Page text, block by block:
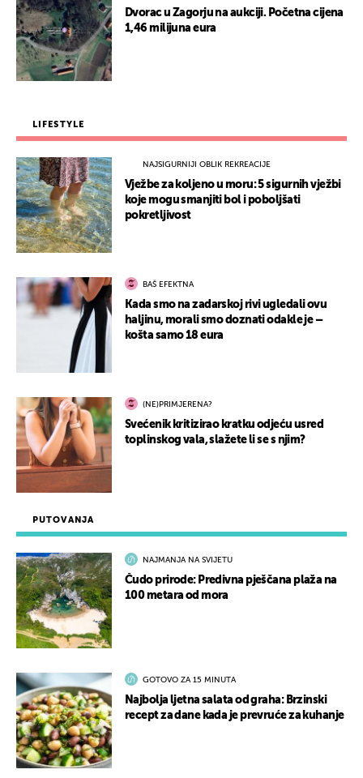
PUTOVANJA
NAJMANJA NA SVIJETU
Čudo prirode: Predivna pješčana plaža na
100 metara od mora
GOTOVO ZA 15 MINUTA
Najbolja ljetna salata od graha: Brzinski
recept za dane kada je prevruće za kuhanje
Dvorac u Zagorju na aukciji. Početna cijena
1,46 milijuna eura
LIFESTYLE
NAJSIGURNIJI OBLIK REKREACIJE
Vježbe za koljeno u moru: 5 sigurnih vježbi
koje mogu smanjiti bol i poboljšati
pokretljivost
BAŠ EFEKTNA
Kada smo na zadarskoj rivi ugledali ovu
haljinu, morali smo doznati odakle je –
košta samo 18 eura
(NE)PRIMJERENA?
Svećenik kritizirao kratku odjeću usred
toplinskog vala, slažete li se s njim?